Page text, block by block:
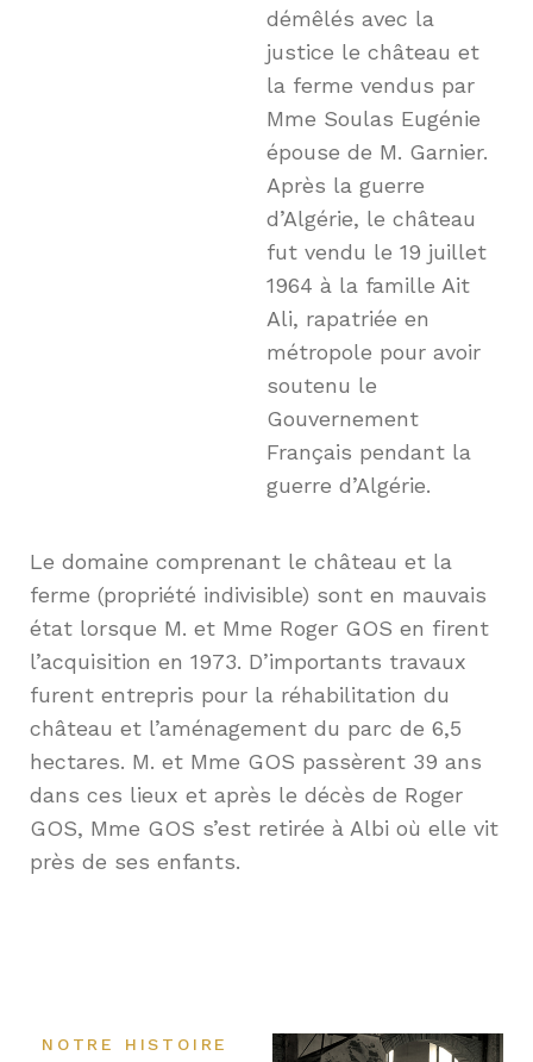
démêlés avec la
justice le château et
la ferme vendus par
Mme Soulas Eugénie
épouse de M. Garnier.
Après la guerre
d’Algérie, le château
fut vendu le 19 juillet
1964 à la famille Ait
Ali, rapatriée en
métropole pour avoir
soutenu le
Gouvernement
Français pendant la
guerre d’Algérie.
Le domaine comprenant le château et la
ferme (propriété indivisible) sont en mauvais
état lorsque M. et Mme Roger GOS en firent
l’acquisition en 1973. D’importants travaux
furent entrepris pour la réhabilitation du
château et l’aménagement du parc de 6,5
hectares. M. et Mme GOS passèrent 39 ans
dans ces lieux et après le décès de Roger
GOS, Mme GOS s’est retirée à Albi où elle vit
près de ses enfants.
NOTRE HISTOIRE